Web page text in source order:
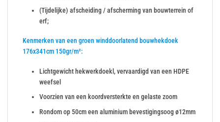
(Tijdelijke) afscheiding / afscherming van bouwterrein of
erf;
Kenmerken van een groen winddoorlatend bouwhekdoek
176x341cm 150gr/m²:
Lichtgewicht hekwerkdoekl, vervaardigd van een HDPE
weefsel
Voorzien van een koordversterkte en gelaste zoom
Rondom op 50cm een aluminium bevestigingsoog ø12mm